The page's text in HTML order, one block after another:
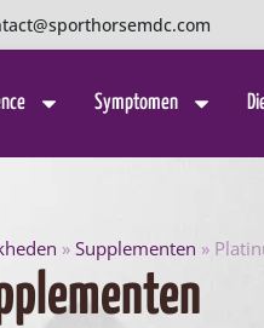
Symptomen
» Supplementen »